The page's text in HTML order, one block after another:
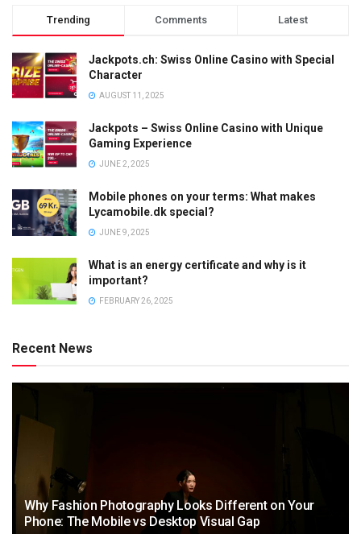
Trending Comments Latest
Jackpots.ch: Swiss Online Casino with Special
Character
AUGUST 11, 2025
Jackpots – Swiss Online Casino with Unique
Gaming Experience
JUNE 2, 2025
Mobile phones on your terms: What makes
Lycamobile.dk special?
JUNE 9, 2025
What is an energy certificate and why is it
important?
FEBRUARY 26, 2025
Recent News
Why Fashion Photography Looks Different on Your
Phone: The Mobile vs Desktop Visual Gap